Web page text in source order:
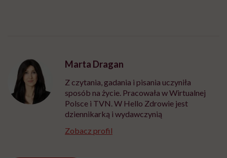
Marta Dragan
Z czytania, gadania i pisania uczyniła
sposób na życie. Pracowała w Wirtualnej
Polsce i TVN. W Hello Zdrowie jest
dziennikarką i wydawczynią
Zobacz profil